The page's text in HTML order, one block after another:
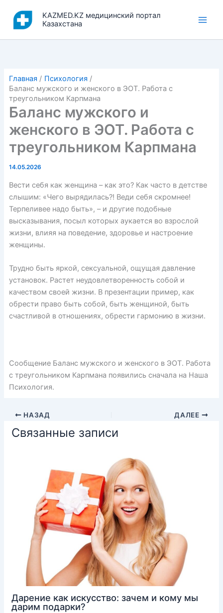
содержимому
KAZMED.KZ медицинский портал
Казахстана
Главная
Психология
Баланс мужского и женского в ЭОТ. Работа с
треугольником Карпмана
Баланс мужского и
женского в ЭОТ. Работа с
треугольником Карпмана
14.05.2026
Вести себя как женщина – как это? Как часто в детстве
слышим: «Чего вырядилась?! Веди себя скромнее!
Терпеливее надо быть», – и другие подобные
высказывания, посыл которых аукается во взрослой
жизни, влияя на поведение, здоровье и настроение
женщины.
Трудно быть яркой, сексуальной, ощущая давление
установок. Растет неудовлетворенность собой и
качеством своей жизни. В презентации пример, как
обрести право быть собой, быть женщиной, быть
счастливой в отношениях, обрести гармонию в жизни.
Сообщение Баланс мужского и женского в ЭОТ. Работа
с треугольником Карпмана появились сначала на Наша
Психология.
НАЗАД ДАЛЕЕ
Связанные записи
Дарение как искусство: зачем и кому мы
дарим подарки?